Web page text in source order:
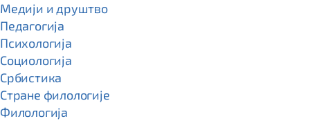
Медији и друштво
Педагогија
Психологија
Социологија
Србистика
Стране филологије
Филологија